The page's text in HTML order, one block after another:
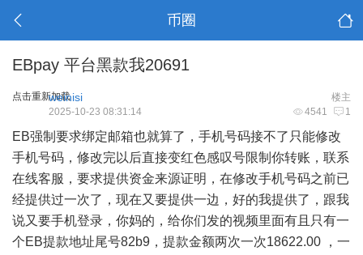
币圈
EBpay 平台黑款我20691
点击重新加载 楼主
weinisi
4541 1
2025-10-23 08:31:14
EB强制要求绑定邮箱也就算了，手机号码接不了只能修改
手机号码，修改完以后直接变红色感叹号限制你转账，联系
在线客服，要求提供资金来源证明，在修改手机号码之前已
经提供过一次了，现在又要提供一边，好的我提供了，跟我
说又要手机登录，你妈的，给你们发的视频里面有且只有一
个EB提款地址尾号82b9，提款金额两次一次18622.00 ，一